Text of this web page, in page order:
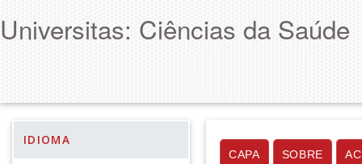
Universitas: Ciências da Saúde
IDIOMA
CAPA SOBRE